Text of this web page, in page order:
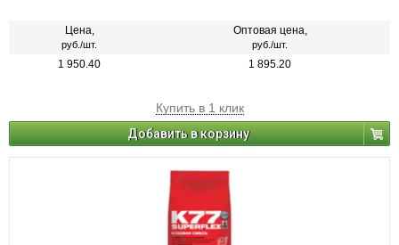
Цена,
руб./шт.
Оптовая цена,
руб./шт.
1 950.40 1 895.20
Купить в 1 клик
Добавить в корзину